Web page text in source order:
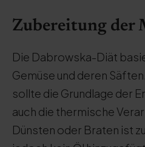
Zubereitung der
Die Dabrowska-Diät
Gemüse und deren
sollte die Grundlage der
auch die thermische
Dünsten oder Braten ist